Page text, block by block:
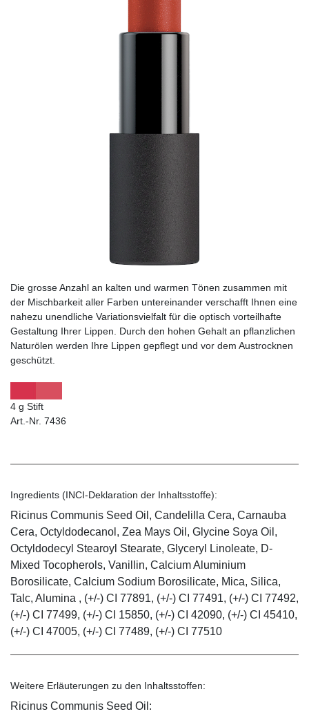
Die grosse Anzahl an kalten und warmen Tönen zusammen mit
der Mischbarkeit aller Farben untereinander verschafft Ihnen eine
nahezu unendliche Variationsvielfalt für die optisch vorteilhafte
Gestaltung Ihrer Lippen. Durch den hohen Gehalt an pflanzlichen
Naturölen werden Ihre Lippen gepflegt und vor dem Austrocknen
geschützt.
4 g Stift
Art.-Nr. 7436
Ingredients (INCI-Deklaration der Inhaltsstoffe):
Ricinus Communis Seed Oil, Candelilla Cera, Carnauba
Cera, Octyldodecanol, Zea Mays Oil, Glycine Soya Oil,
Octyldodecyl Stearoyl Stearate, Glyceryl Linoleate, D-
Mixed Tocopherols, Vanillin, Calcium Aluminium
Borosilicate, Calcium Sodium Borosilicate, Mica, Silica,
Talc, Alumina , (+/-) CI 77891, (+/-) CI 77491, (+/-) CI 77492,
(+/-) CI 77499, (+/-) CI 15850, (+/-) CI 42090, (+/-) CI 45410,
(+/-) CI 47005, (+/-) CI 77489, (+/-) CI 77510
Weitere Erläuterungen zu den Inhaltsstoffen:
Ricinus Communis Seed Oil: